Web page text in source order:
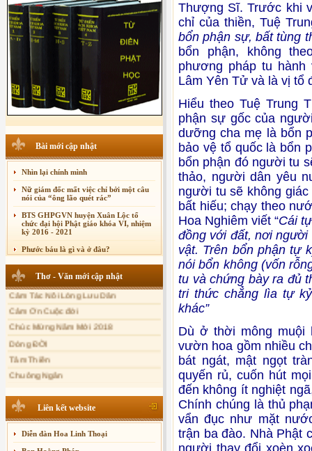
Bài mới cập nhật
Nhìn lại chính mình
Nữ giám đốc mất việc chỉ bởi một câu
nói của “ông lão quét rác”
BTS GHPGVN huyện Xuân Lộc tổ
chức đại hội Phật giáo khóa VI, nhiệm
kỳ 2016 - 2021
Phước báu là gì và ở đâu?
Sự thương-ghét của con người
Cải đạo: Nguyên nhân & giải pháp
Nỗi lòng của các bệnh nhân nghèo
An Giang: Tịnh thất Quy Nguyên
phát quà từ thiện tại xã Cư Yang
Tịnh xá Ngọc Đăng khai giảng Thiền
dành cho Người bận rộn
Thơ - Văn mới cập nhật
Xuân Thi
Cảm Tác Nỗi Lòng Lưu Dân
Cảm Ơn Cuộc đời
Chúc Mừng Năm Mới 2018
Dòng ĐỜI
Tâm Thiền
Chuông Ngân
Kính mừng Phật Đản
Kiếp nàyLiên kết website
Diễn đàn Hoa Linh Thoại
Thượng Sĩ. Trước khi
chỉ của thiền, Tuệ
bổn phận sự, bất tùng
bổn phận, không
phương pháp tu hành
Lâm Yên Tử và là vị tổ
Hiểu theo Tuệ Trung
phận sự gốc của
dưỡng cha mẹ là bổn
bảo vệ tổ quốc là bổn
bổn phận đó người tu
thảo, người dân yêu
người tu sẽ không
bất hiếu; chạy theo
Hoa Nghiêm viết “Cái
đồng với đất, nơi
vật. Trên bổn phận tự
nói bổn không (vốn
tu và chứng bày ra đủ
tri thức chẳng lìa tự
khác”
Dù ở thời mông
vườn hoa gồm nhiều
bát ngát, mật ngọt
quyến rủ, cuốn hút
đến không ít nghiệt
Chính chúng là thủ
vẩn đục như mặt
trận ba đào. Nhà Phật
người thay đổi xoèn